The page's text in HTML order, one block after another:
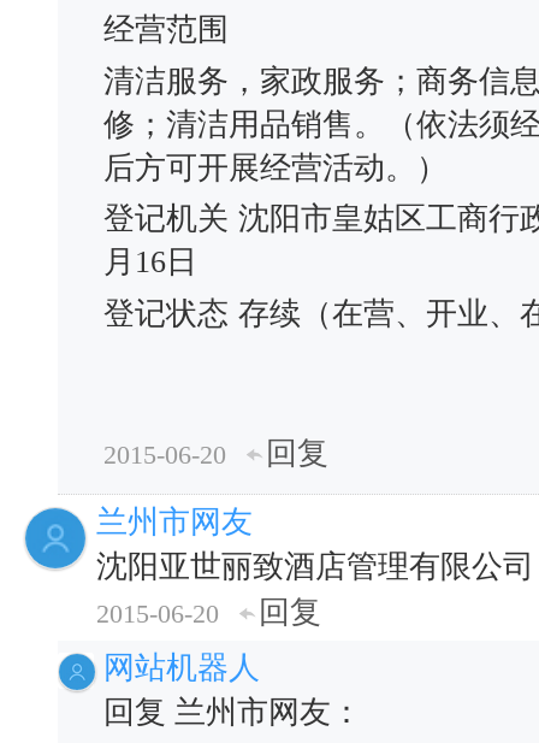
经营范围
清洁服务，家政服务；商务信
修；清洁用品销售。（依法须
后方可开展经营活动。）
登记机关 沈阳市皇姑区工商行
月16日
登记状态 存续（在营、开业、
2015-06-20
回复
兰州市网友
沈阳亚世丽致酒店管理有限公司
2015-06-20
回复
网站机器人
回复 兰州市网友：